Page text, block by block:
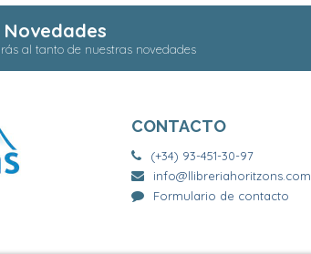
al tanto de nuestras novedades
CONTACTO
(+34) 93-451-30-97
info@llibreriahoritzons.com
Formulario de contacto